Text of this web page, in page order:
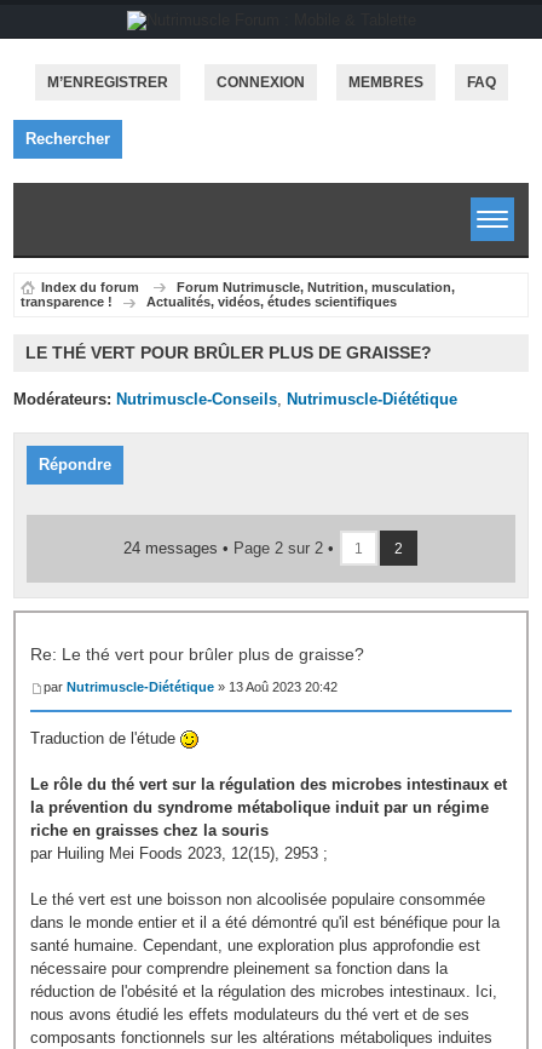
M’ENREGISTRER CONNEXION MEMBRES FAQ
Rechercher
Index du forum
Forum Nutrimuscle, Nutrition, musculation,
transparence !
Actualités, vidéos, études scientifiques
LE THÉ VERT POUR BRÛLER PLUS DE GRAISSE?
Modérateurs: Nutrimuscle-Conseils ,Nutrimuscle-Diététique
Répondre
24 messages • Page 2 sur 2 • 1 2
Re: Le thé vert pour brûler plus de graisse?
parNutrimuscle-Diététique » 13 Aoû 2023 20:42
Traduction de l'étude
Le rôle du thé vert sur la régulation des microbes intestinaux et
la prévention du syndrome métabolique induit par un régime
riche en graisses chez la souris
par Huiling Mei Foods 2023, 12(15), 2953 ;
Le thé vert est une boisson non alcoolisée populaire consommée
dans le monde entier et il a été démontré qu'il est bénéfique pour la
santé humaine. Cependant, une exploration plus approfondie est
nécessaire pour comprendre pleinement sa fonction dans la
réduction de l'obésité et la régulation des microbes intestinaux. Ici,
nous avons étudié les effets modulateurs du thé vert et de ses
composants fonctionnels sur les altérations métaboliques induites